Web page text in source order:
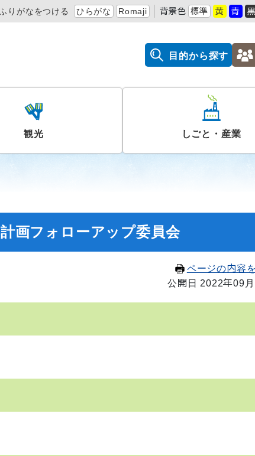
りがなをつける ひらがな Romaji 背景色 標準 黄 青
目的から探す
観光 しごと・産業
画フォローアップ委員会
ページの内容
公開日 2022年09